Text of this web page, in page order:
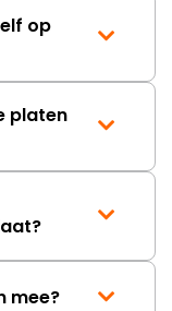
op
platen
mee?